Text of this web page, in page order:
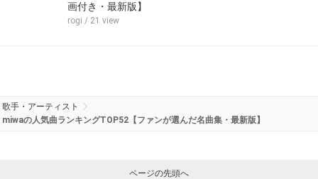
画付き・最新版】
rogi / 21 view
歌手・アーティスト
miwaの人気曲ランキングTOP52【ファンが選んだ名曲集・最新版】
ページの先頭へ